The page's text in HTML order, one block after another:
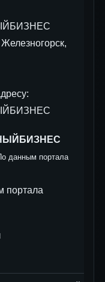
данным портала
портала